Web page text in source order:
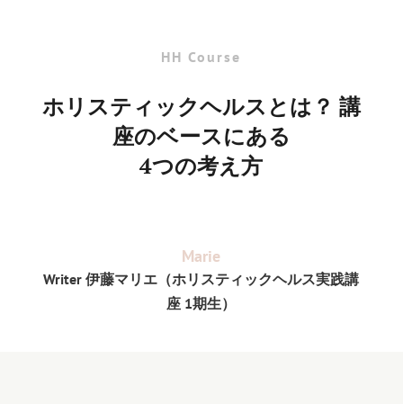
HH Course
ホリスティックヘルスとは？ 講
座のベースにある
4つの考え方
Marie
Writer伊藤マリエ（ホリスティックヘルス実践講
座 1期生）